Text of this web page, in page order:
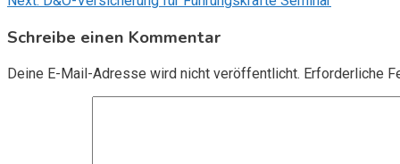
Schreibe einen Kommentar
Deine E-Mail-Adresse wird nicht veröffentlicht. Erforderliche